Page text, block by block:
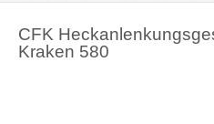
CFK
Kraken 580